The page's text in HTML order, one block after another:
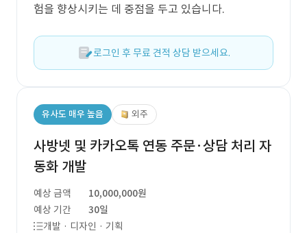
험을 향상시키는 데 중점을 두고 있습니다.
로그인 후 무료 견적 상담 받으세요.
유사도 매우 높음 외주
사방넷 및 카카오톡 연동 주문·상담 처리 자
동화 개발
예상 금액
10,000,000원
예상 기간
30일
개발 · 디자인 · 기획